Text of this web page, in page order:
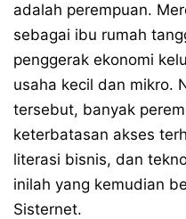
adalah perempuan.
sebagai ibu rumah
penggerak ekonomi
usaha kecil dan mikro.
tersebut, banyak
keterbatasan akses
literasi bisnis, dan
inilah yang kemudian
Sisternet.